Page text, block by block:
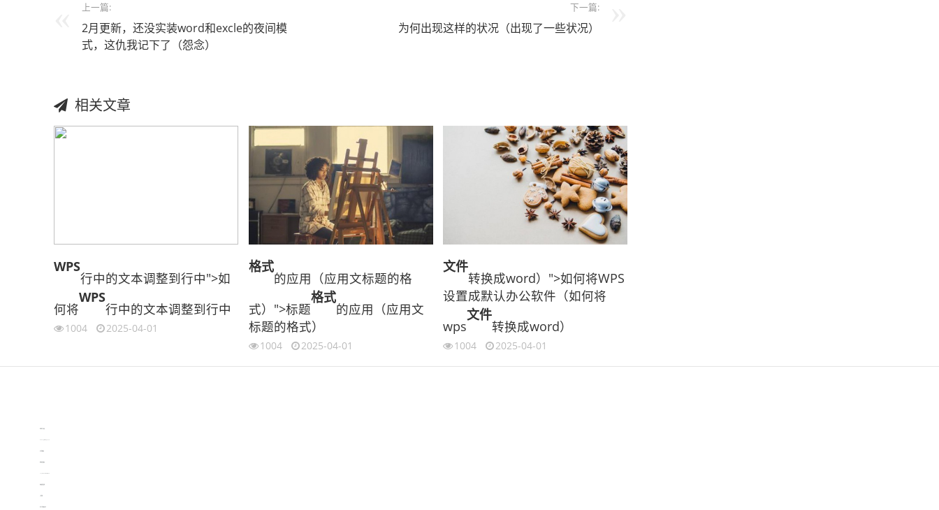
上一篇:
2月更新，还没实装word和excle的夜间模
式，这仇我记下了（怨念）
下一篇:
为何出现这样的状况（出现了一些状况）
相关文章
WPS
行中的文本调整到行中">如
何将
WPS
行中的文本调整到行中
1004 2025-04-01
格式
的应用（应用文标题的格
式）">标题
格式
的应用（应用文
标题的格式）
1004 2025-04-01
文件
转换成word）">如何将WPS
设置成默认办公软件（如何将
wps
文件
转换成word）
1004 2025-04-01